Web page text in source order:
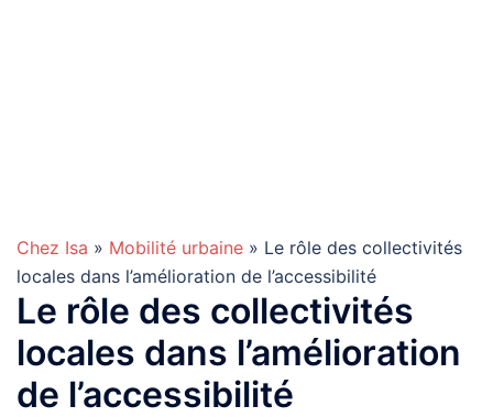
Chez Isa » Mobilité urbaine » Le rôle des collectivités
locales dans l’amélioration de l’accessibilité
Le rôle des collectivités
locales dans l’amélioration
de l’accessibilité